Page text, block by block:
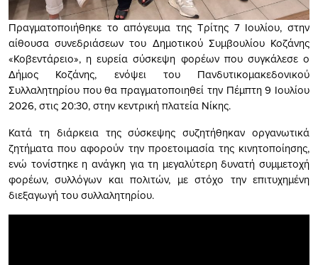
Πραγματοποιήθηκε το απόγευμα της Τρίτης 7 Ιουλίου, στην
αίθουσα συνεδριάσεων του Δημοτικού Συμβουλίου Κοζάνης
«Κοβεντάρειο», η ευρεία σύσκεψη φορέων που συγκάλεσε ο
Δήμος Κοζάνης, ενόψει του Πανδυτικομακεδονικού
Συλλαλητηρίου που θα πραγματοποιηθεί την Πέμπτη 9 Ιουλίου
2026, στις 20:30, στην κεντρική πλατεία Νίκης.
Κατά τη διάρκεια της σύσκεψης συζητήθηκαν οργανωτικά
ζητήματα που αφορούν την προετοιμασία της κινητοποίησης,
ενώ τονίστηκε η ανάγκη για τη μεγαλύτερη δυνατή συμμετοχή
φορέων, συλλόγων και πολιτών, με στόχο την επιτυχημένη
διεξαγωγή του συλλαλητηρίου.